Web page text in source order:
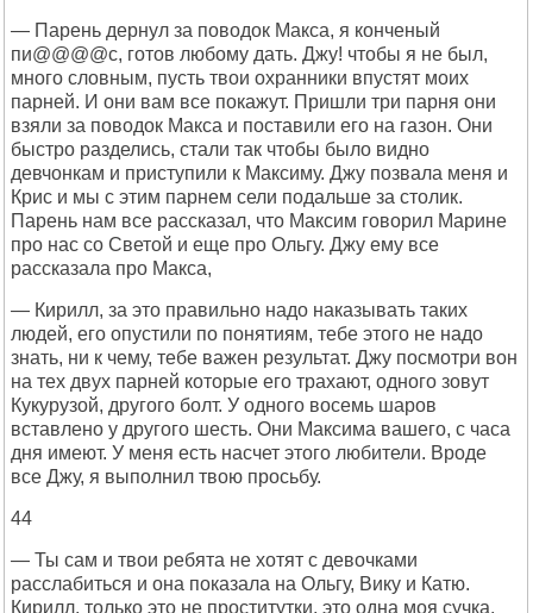
— Парень дернул за поводок Макса, я конченый
пи@@@@c, готов любому дать. Джу! чтобы я не был,
много словным, пусть твои охранники впустят моих
парней. И они вам все покажут. Пришли три парня они
взяли за поводок Макса и поставили его на газон. Они
быстро разделись, стали так чтобы было видно
девчонкам и приступили к Максиму. Джу позвала меня и
Крис и мы с этим парнем сели подальше за столик.
Парень нам все рассказал, что Максим говорил Марине
про нас со Светой и еще про Ольгу. Джу ему все
рассказала про Макса,
— Кирилл, за это правильно надо наказывать таких
людей, его опустили по понятиям, тебе этого не надо
знать, ни к чему, тебе важен результат. Джу посмотри вон
на тех двух парней которые его трахают, одного зовут
Кукурузой, другого болт. У одного восемь шаров
вставлено у другого шесть. Они Максима вашего, с часа
дня имеют. У меня есть насчет этого любители. Вроде
все Джу, я выполнил твою просьбу.
44
— Ты сам и твои ребята не хотят с девочками
расслабиться и она показала на Ольгу, Вику и Катю.
Кирилл, только это не проститутки, это одна моя сучка,